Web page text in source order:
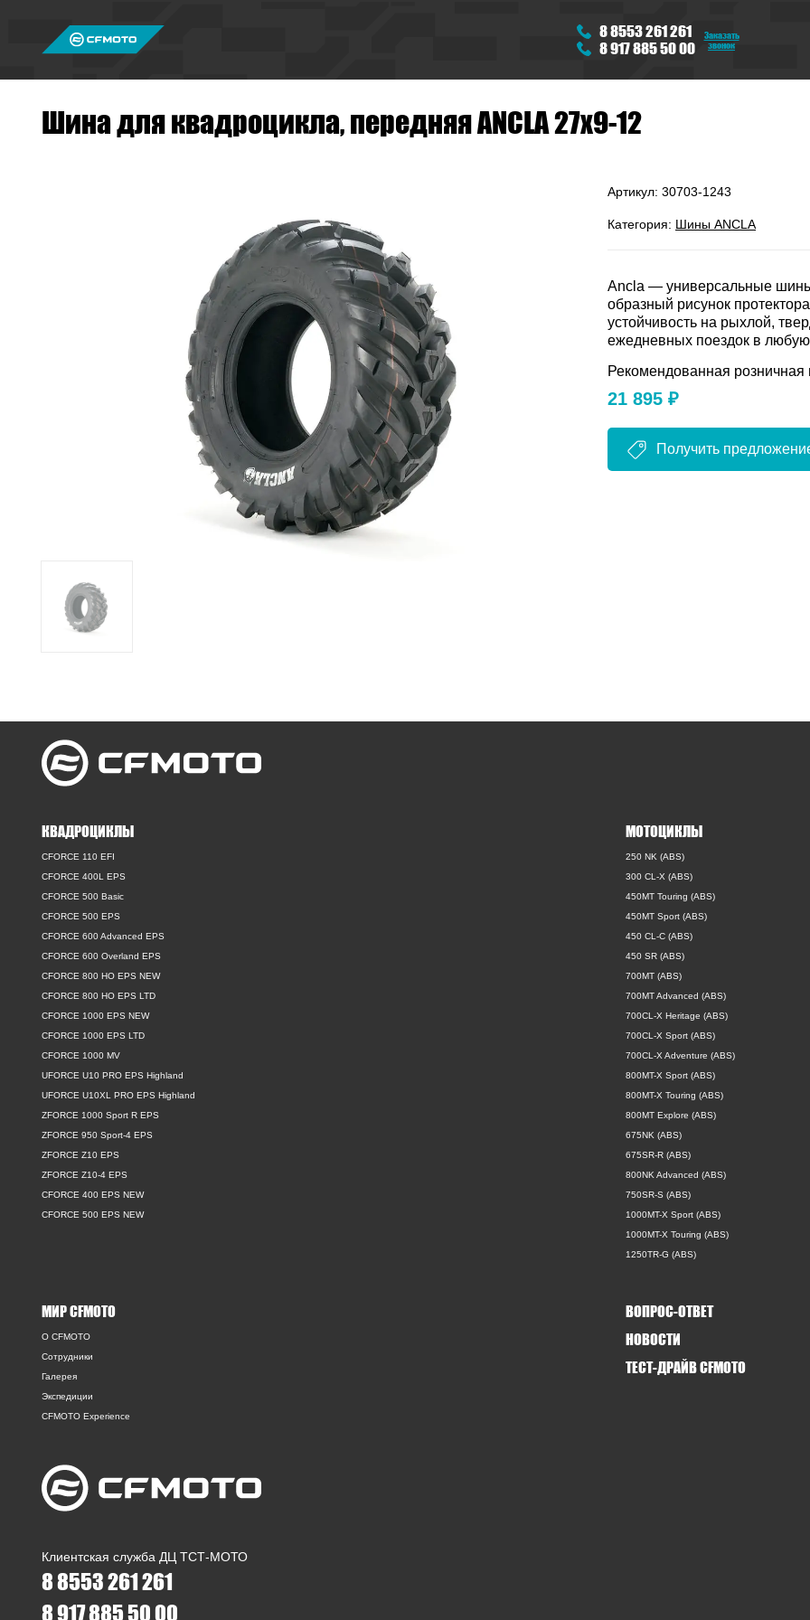
8 8553 261 261
8 917 885 50 00
Заказать
звонок
Шина для квадроцикла, передняя ANCLA 27х9-12
Артикул: 30703-1243
Категория: Шины ANCLA
Ancla — универсальные
образный рисунок
устойчивость на рыхлой,
ежедневных поездок в любую
Рекомендованная розничная
21 895 ₽
Получить
Клиентская служба ДЦ ТСТ-МОТО
8 8553 261 261
8 917 885 50 00
КВАДРОЦИКЛЫ
CFORCE 110 EFI
CFORCE 400L EPS
CFORCE 500 Basic
CFORCE 500 EPS
CFORCE 600 Advanced EPS
CFORCE 600 Overland EPS
CFORCE 800 HO EPS NEW
CFORCE 800 HO EPS LTD
CFORCE 1000 EPS NEW
CFORCE 1000 EPS LTD
CFORCE 1000 MV
UFORCE U10 PRO EPS Highland
UFORCE U10XL PRO EPS Highland
ZFORCE 1000 Sport R EPS
ZFORCE 950 Sport-4 EPS
ZFORCE Z10 EPS
ZFORCE Z10-4 EPS
CFORCE 400 EPS NEW
CFORCE 500 EPS NEW
МОТОЦИКЛЫ
250 NK (ABS)
300 CL-X (ABS)
450MT Touring (ABS)
450MT Sport (ABS)
450 CL-C (ABS)
450 SR (ABS)
700MT (ABS)
700MT Advanced (ABS)
700CL-X Heritage (ABS)
700CL-X Sport (ABS)
700CL-X Adventure (ABS)
800MT-X Sport (ABS)
800MT-X Touring (ABS)
800MT Explore (ABS)
675NK (ABS)
675SR-R (ABS)
800NK Advanced (ABS)
750SR-S (ABS)
1000MT-X Sport (ABS)
1000MT-X Touring (ABS)
1250TR-G (ABS)
МИР CFMOTO
O CFMOTO
Сотрудники
Галерея
Экспедиции
CFMOTO Experience
ВОПРОС-ОТВЕТ
НОВОСТИ
ТЕСТ-ДРАЙВ CFMOTO